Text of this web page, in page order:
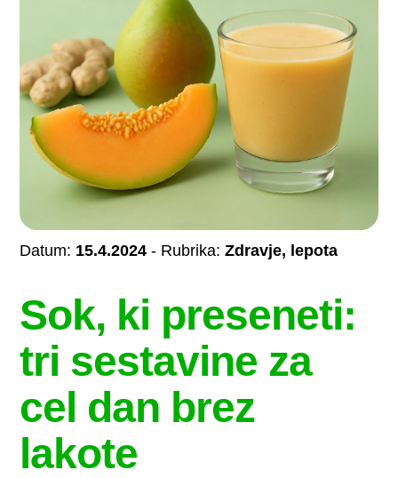
Datum: 15.4.2024 - Rubrika:Zdravje, lepota
Sok, ki preseneti:
tri sestavine za
cel dan brez
lakote